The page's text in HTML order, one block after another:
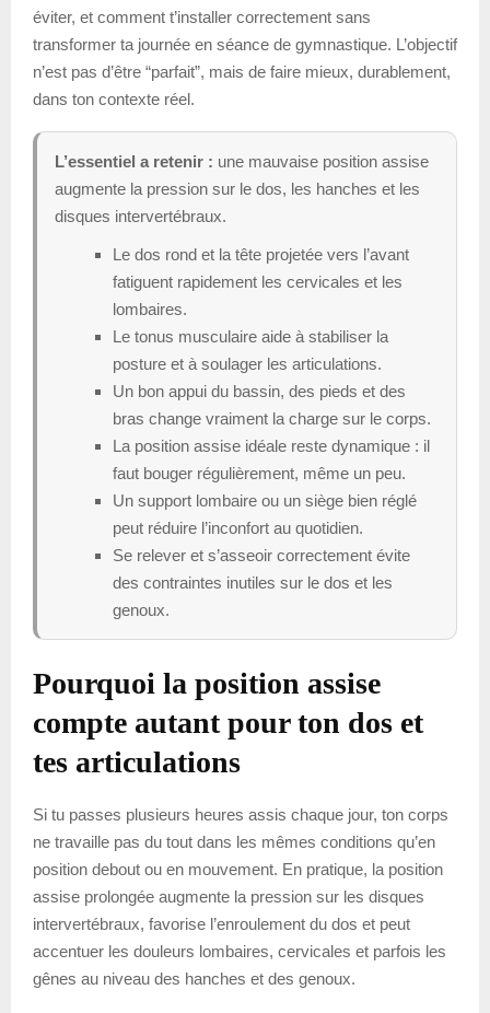
éviter, et comment t’installer correctement sans
transformer ta journée en séance de gymnastique. L’objectif
n’est pas d’être “parfait”, mais de faire mieux, durablement,
dans ton contexte réel.
L’essentiel a retenir : une mauvaise position assise
augmente la pression sur le dos, les hanches et les
disques intervertébraux.
Le dos rond et la tête projetée vers l’avant
fatiguent rapidement les cervicales et les
lombaires.
Le tonus musculaire aide à stabiliser la
posture et à soulager les articulations.
Un bon appui du bassin, des pieds et des
bras change vraiment la charge sur le corps.
La position assise idéale reste dynamique : il
faut bouger régulièrement, même un peu.
Un support lombaire ou un siège bien réglé
peut réduire l’inconfort au quotidien.
Se relever et s’asseoir correctement évite
des contraintes inutiles sur le dos et les
genoux.
Pourquoi la position assise
compte autant pour ton dos et
tes articulations
Si tu passes plusieurs heures assis chaque jour, ton corps
ne travaille pas du tout dans les mêmes conditions qu’en
position debout ou en mouvement. En pratique, la position
assise prolongée augmente la pression sur les disques
intervertébraux, favorise l’enroulement du dos et peut
accentuer les douleurs lombaires, cervicales et parfois les
gênes au niveau des hanches et des genoux.